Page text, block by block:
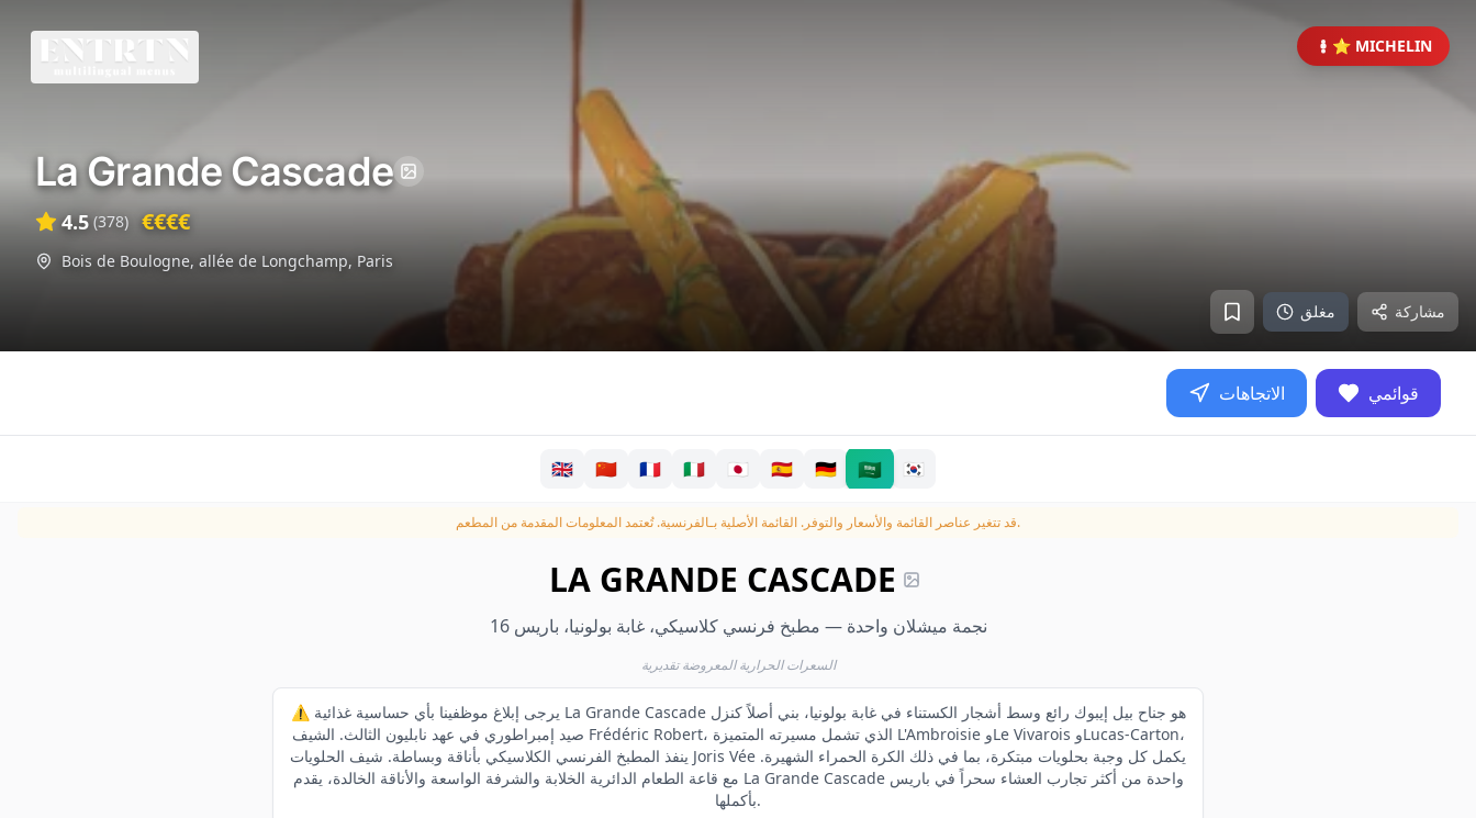
⭐ MICHELIN
مغلق مشاركة
La Grande Cascade
4.5 (378) €€€€
Bois de Boulogne, allée de Longchamp, Paris
الاتجاهات قوائمي
🇬🇧 🇨🇳 🇫🇷 🇮🇹 🇯🇵 🇪🇸 🇩🇪 🇸🇦 🇰🇷
قد تتغير عناصر القائمة والأسعار والتوفر.القائمة الأصلية بـالفرنسية. تُعتمد المعلومات المقدمة من المطعم.
LA GRANDE CASCADE
نجمة ميشلان واحدة — مطبخ فرنسي كلاسيكي، غابة بولونيا، باريس 16
السعرات الحرارية المعروضة تقديرية
⚠️ يرجى إبلاغ موظفينا بأي حساسية غذائية La Grande Cascade هو جناح بيل إيبوك رائع وسط أشجار الكستناء في غابة بولونيا، بني أصلاً كنزل
صيد إمبراطوري في عهد نابليون الثالث. الشيف Frédéric Robert، الذي تشمل مسيرته المتميزة L'Ambroisie وLe Vivarois وLucas-Carton،
ينفذ المطبخ الفرنسي الكلاسيكي بأناقة وبساطة. شيف الحلويات Joris Vée يكمل كل وجبة بحلويات مبتكرة، بما في ذلك الكرة الحمراء الشهيرة.
مع قاعة الطعام الدائرية الخلابة والشرفة الواسعة والأناقة الخالدة، يقدم La Grande Cascade واحدة من أكثر تجارب العشاء سحراً في باريس
بأكملها.